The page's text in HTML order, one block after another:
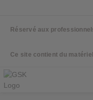
Réservé aux
Ce site contient du